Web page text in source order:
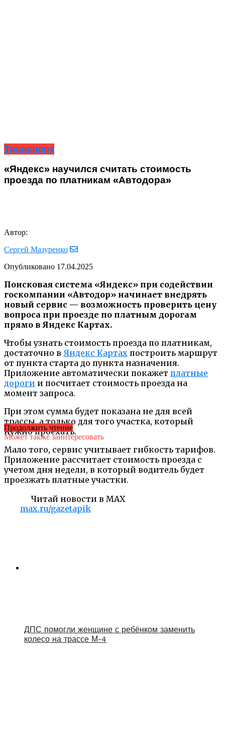
Транспорт
«Яндекс» научился считать стоимость
проезда по платникам «Автодора»
Автор:
Сергей Мазуренко
Опубликовано 17.04.2025
Поисковая система «Яндекс» при содействии
госкомпании «Автодор» начинает внедрять
новый сервис — возможность проверить цену
вопроса при проезде по платным дорогам
прямо в Яндекс Картах.
Чтобы узнать стоимость проезда по платникам,
достаточно в Яндекс Картах построить маршрут
от пункта старта до пункта назначения.
Приложение автоматически покажет платные
дороги и посчитает стоимость проезда на
момент запроса.
При этом сумма будет показана не для всей
трассы, а только для того участка, который
нужно проехать.
Мало того, сервис учитывает гибкость тарифов.
Приложение рассчитает стоимость проезда с
учетом дня недели, в который водитель будет
проезжать платные участки.
Читай новости в MAX
max.ru/gazetapik
Продолжить чтение
Может также заинтересовать
ДПС помогли женщине с ребёнком заменить
колесо на трассе М-4